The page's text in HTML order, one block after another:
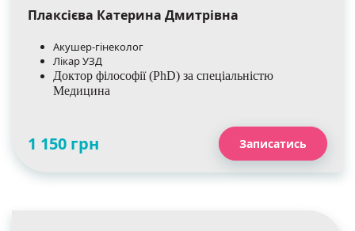
Плаксієва Катерина Дмитрівна
Акушер-гінеколог
Лікар УЗД
Доктор філософії (PhD) за спеціальністю
Медицина
1 150 грн Записатись